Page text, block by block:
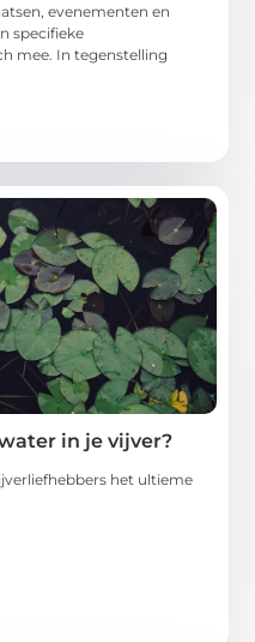
evenementen en
specifieke
mee. In tegenstelling
in je vijver?
het ultieme